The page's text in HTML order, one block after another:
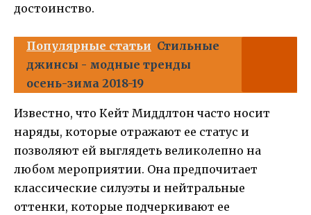
достоинство.
Популярные статьи Стильные
джинсы - модные тренды
осень-зима 2018-19
Известно, что Кейт Миддлтон часто носит
наряды, которые отражают ее статус и
позволяют ей выглядеть великолепно на
любом мероприятии. Она предпочитает
классические силуэты и нейтральные
оттенки, которые подчеркивают ее